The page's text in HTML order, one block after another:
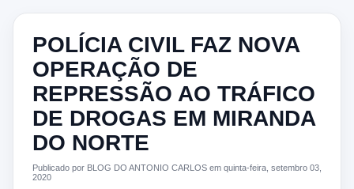
POLÍCIA CIVIL FAZ NOVA
OPERAÇÃO DE
REPRESSÃO AO TRÁFICO
DE DROGAS EM MIRANDA
DO NORTE
Publicado por BLOG DO ANTONIO CARLOS em quinta-feira, setembro 03,
2020